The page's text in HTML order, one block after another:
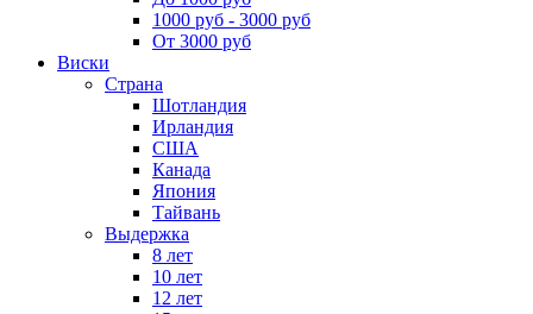
1000 руб - 3000 руб
От 3000 руб
Виски
Страна
Шотландия
Ирландия
США
Канада
Япония
Тайвань
Выдержка
8 лет
10 лет
12 лет